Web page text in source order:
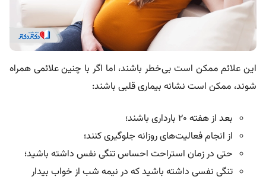
این علائم ممکن است بی‌خطر باشند، اما اگر با چنین علائمی همراه
شوند، ممکن است نشانه بیماری قلبی باشند:
بعد از هفته ۲۰ بارداری باشند؛
از انجام فعالیت‌های روزانه جلوگیری کنند؛
حتی در زمان استراحت احساس تنگی نفس داشته باشید؛
تنگی نفسی داشته باشید که در نیمه شب از خواب بیدار